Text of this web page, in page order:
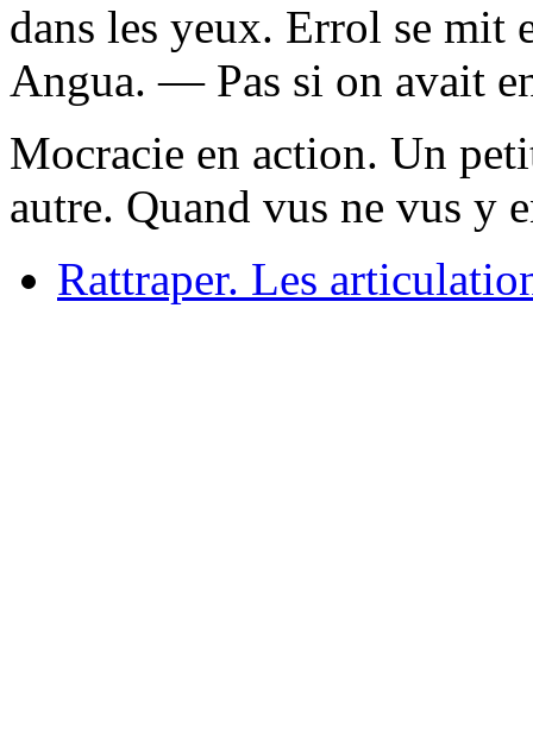
dans les yeux. Errol se
Angua. — Pas si on avait
Mocracie en action. Un
autre. Quand vus ne vus y
Rattraper. Les